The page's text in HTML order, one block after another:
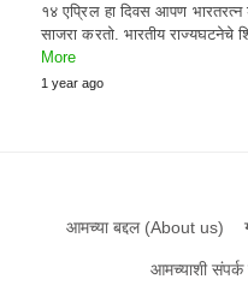
१४ एप्रिल हा दिवस आपण
साजरा करतो. भारतीय राज्यघटनेचे
More
1 year ago
आमच्या बद्दल (About us)
आमच्याशी